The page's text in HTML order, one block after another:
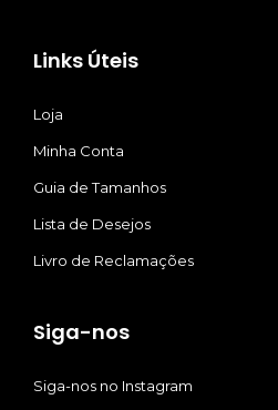
Links Úteis
Loja
Minha Conta
Guia de Tamanhos
Lista de Desejos
Livro de Reclamações
Siga-nos
Siga-nos no Instagram